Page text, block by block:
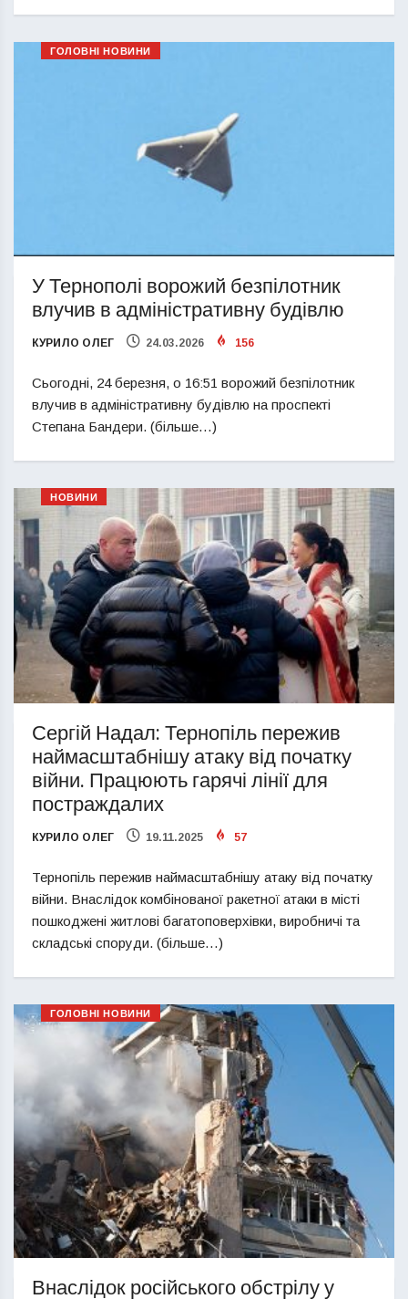
ГОЛОВНІ НОВИНИ
У Тернополі ворожий безпілотник
влучив в адміністративну будівлю
КУРИЛО ОЛЕГ 24.03.2026 156
Сьогодні, 24 березня, о 16:51 ворожий безпілотник
влучив в адміністративну будівлю на проспекті
Степана Бандери. (більше…)
НОВИНИ
Сергій Надал: Тернопіль пережив
наймасштабнішу атаку від початку
війни. Працюють гарячі лінії для
постраждалих
КУРИЛО ОЛЕГ 19.11.2025 57
Тернопіль пережив наймасштабнішу атаку від початку
війни. Внаслідок комбінованої ракетної атаки в місті
пошкоджені житлові багатоповерхівки, виробничі та
складські споруди. (більше…)
ГОЛОВНІ НОВИНИ
Внаслідок російського обстрілу у